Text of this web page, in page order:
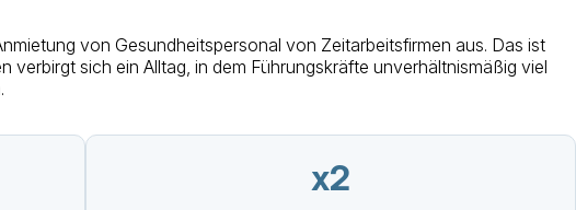
von Gesundheitspersonal von Zeitarbeitsfirmen aus. Das ist
sich ein Alltag, in dem Führungskräfte unverhältnismäßig viel
x2